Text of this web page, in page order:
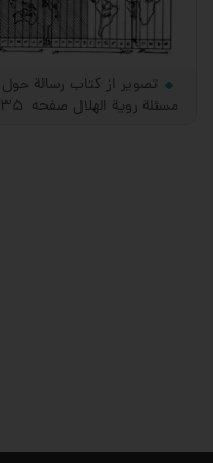
تصویر از کتاب رسالة حول
مسئلة رویة الهلال صفحه 135